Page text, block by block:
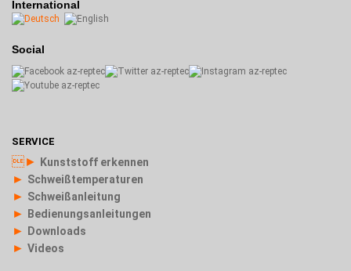
International
Social
SERVICE
► Kunststoff erkennen
► Schweißtemperaturen
► Schweißanleitung
► Bedienungsanleitungen
► Downloads
► Videos